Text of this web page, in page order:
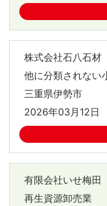
株式会社石八石材
他に分類されない
三重県伊勢市
2026年03月12日
有限会社いせ梅田
再生資源卸売業